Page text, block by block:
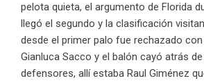
pelota quieta, el argumento de Florida
llegó el segundo y la clasificación
desde el primer palo fue rechazado
Gianluca Sacco y el balón cayó atrás
defensores, allí estaba Raul Giménez